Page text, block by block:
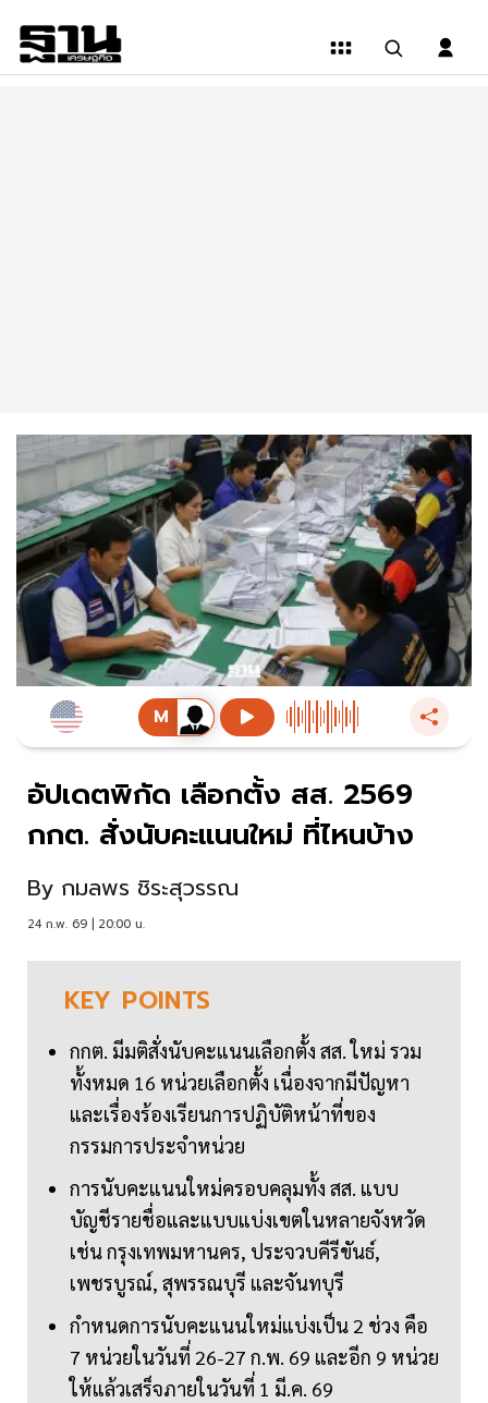
อัปเดตพิกัด เลือกตั้ง สส. 2569
กกต. สั่งนับคะแนนใหม่ ที่ไหนบ้าง
By กมลพร ชิระสุวรรณ
24 ก.พ. 69 | 20:00 น.
KEY POINTS
กกต. มีมติสั่งนับคะแนนเลือกตั้ง สส. ใหม่ รวม
ทั้งหมด 16 หน่วยเลือกตั้ง เนื่องจากมีปัญหา
และเรื่องร้องเรียนการปฏิบัติหน้าที่ของ
กรรมการประจำหน่วย
การนับคะแนนใหม่ครอบคลุมทั้ง สส. แบบ
บัญชีรายชื่อและแบบแบ่งเขตในหลายจังหวัด
เช่น กรุงเทพมหานคร, ประจวบคีรีขันธ์,
เพชรบูรณ์, สุพรรณบุรี และจันทบุรี
กำหนดการนับคะแนนใหม่แบ่งเป็น 2 ช่วง คือ
7 หน่วยในวันที่ 26-27 ก.พ. 69 และอีก 9 หน่วย
ให้แล้วเสร็จภายในวันที่ 1 มี.ค. 69